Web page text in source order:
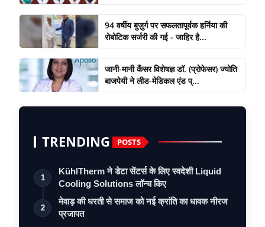
94 वर्षीय बुज़ुर्ग पर सफलतापूर्वक हर्निया की
रोबोटिक सर्जरी की गई - जाहिर है...
जानी-मानी कैंसर विशेषज्ञ डॉ. (प्रोफेसर) ज्योति
बाजपेयी ने लीड-मेडिकल एंड प्...
TRENDING POSTS
1
KühlTherm ने डेटा सेंटर्स के लिए स्वदेशी Liquid
Cooling Solutions लॉन्च किए
2
मेवाड़ की धरती से समाज को नई क्रांति का धावक नीरज
प्रजापत